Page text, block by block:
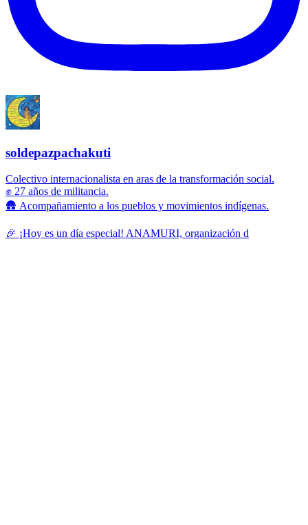
soldepazpachakuti
Colectivo internacionalista en aras de la transformación social.
✊ 27 años de militancia.
🛖 Acompañamiento a los pueblos y movimientos indígenas.
🎉 ¡Hoy es un día especial! ANAMURI, organización d